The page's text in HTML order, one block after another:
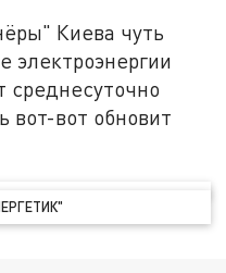
Киева чуть
электроэнергии
среднесуточно
вот-вот обновит